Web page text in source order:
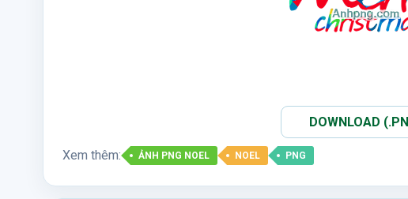
DOWNLOAD
Xem thêm: ẢNH PNG NOEL NOEL PNG